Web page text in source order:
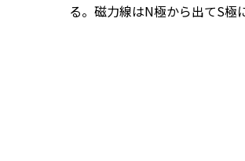
る。磁力線はN極から出てS極